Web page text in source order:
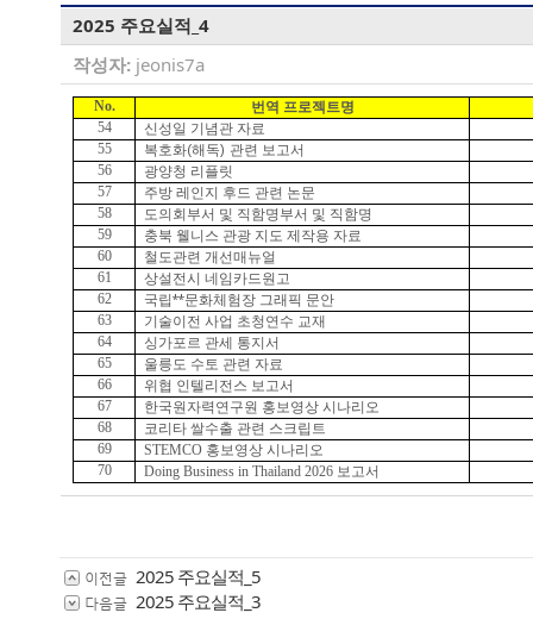
2025 주요실적_4
작성자: jeonis7a
No.
번역 프로젝트명
54
신성일 기념관 자료
55
복호화(해독) 관련 보고서
56
광양청 리플릿
57
주방 레인지 후드 관련 논문
58
도의회부서 및 직함명부서 및 직함명
59
충북 웰니스 관광 지도 제작용 자료
60
철도관련 개선매뉴얼
61
상설전시 네임카드원고
62
국립**문화체험장 그래픽 문안
63
기술이전 사업 초청연수 교재
64
싱가포르 관세 통지서
65
울릉도 수토 관련 자료
66
위협 인텔리전스 보고서
67
한국원자력연구원 홍보영상 시나리오
68
코리타 쌀수출 관련 스크립트
69
STEMCO 홍보영상 시나리오
70
Doing Business in Thailand 2026 보고서
이전글 2025 주요실적_5
다음글 2025 주요실적_3